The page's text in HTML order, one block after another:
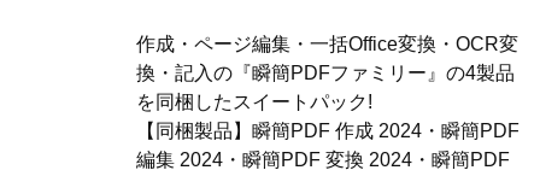
作成・ページ編集・一括Office変換・OCR変
換・記入の『瞬簡PDFファミリー』の4製品
を同梱したスイートパック!
【同梱製品】瞬簡PDF 作成 2024・瞬簡PDF
編集 2024・瞬簡PDF 変換 2024・瞬簡PDF